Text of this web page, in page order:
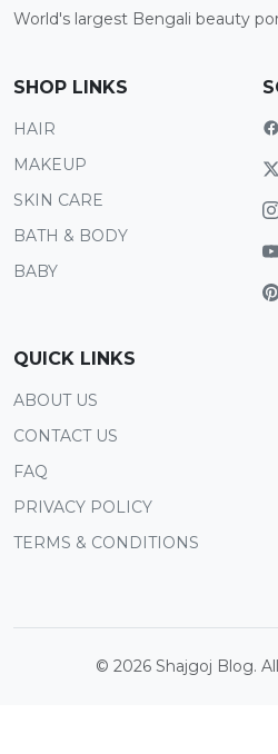
World's largest Bengali beauty
SHOP LINKS
HAIR
MAKEUP
SKIN CARE
BATH & BODY
BABY
QUICK LINKS
ABOUT US
CONTACT US
FAQ
PRIVACY POLICY
TERMS & CONDITIONS
© 2026 Shajgoj Blog.